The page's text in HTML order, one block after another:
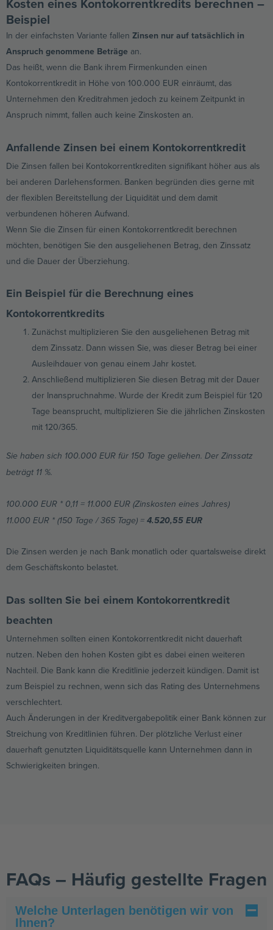
Beispiel
In der einfachsten Variante fallen Zinsen nur auf tatsächlich in
Anspruch genommene Beträge an.
Das heißt, wenn die Bank ihrem Firmenkunden einen
Kontokorrentkredit in Höhe von 100.000 EUR einräumt, das
Unternehmen den Kreditrahmen jedoch zu keinem Zeitpunkt in
Anspruch nimmt, fallen auch keine Zinskosten an.
Anfallende Zinsen bei einem Kontokorrentkredit
Die Zinsen fallen bei Kontokorrentkrediten signifikant höher aus als
bei anderen Darlehensformen. Banken begründen dies gerne mit
der flexiblen Bereitstellung der Liquidität und dem damit
verbundenen höheren Aufwand.
Wenn Sie die Zinsen für einen Kontokorrentkredit berechnen
möchten, benötigen Sie den ausgeliehenen Betrag, den Zinssatz
und die Dauer der Überziehung.
Ein Beispiel für die Berechnung eines
Kontokorrentkredits
Zunächst multiplizieren Sie den ausgeliehenen Betrag mit
dem Zinssatz. Dann wissen Sie, was dieser Betrag bei einer
Ausleihdauer von genau einem Jahr kostet.
Anschließend multiplizieren Sie diesen Betrag mit der Dauer
der Inanspruchnahme. Wurde der Kredit zum Beispiel für 120
Tage beansprucht, multiplizieren Sie die jährlichen Zinskosten
mit 120/365.
Sie haben sich 100.000 EUR für 150 Tage geliehen. Der Zinssatz
beträgt 11 %.
100.000 EUR * 0,11 = 11.000 EUR (Zinskosten eines Jahres)
11.000 EUR * (150 Tage / 365 Tage) = 4.520,55 EUR
Die Zinsen werden je nach Bank monatlich oder quartalsweise direkt
dem Geschäftskonto belastet.
Das sollten Sie bei einem Kontokorrentkredit
beachten
Unternehmen sollten einen Kontokorrentkredit nicht dauerhaft
nutzen. Neben den hohen Kosten gibt es dabei einen weiteren
Nachteil. Die Bank kann die Kreditlinie jederzeit kündigen. Damit ist
zum Beispiel zu rechnen, wenn sich das Rating des Unternehmens
verschlechtert.
Auch Änderungen in der Kreditvergabepolitik einer Bank können zur
Streichung von Kreditlinien führen. Der plötzliche Verlust einer
dauerhaft genutzten Liquiditätsquelle kann Unternehmen dann in
Schwierigkeiten bringen.
FAQs – Häufig gestellte Fragen
Welche Unterlagen benötigen wir von
Ihnen?